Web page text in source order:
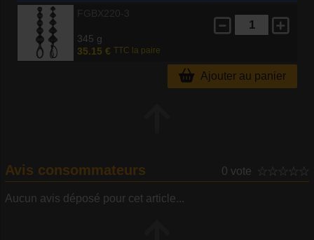
345 g
35.15 € TTC la paire
Ajouter au panier
Avis consommateurs 0 vote
Aucun avis déposé pour cet article...